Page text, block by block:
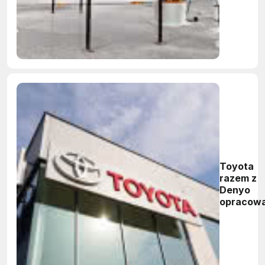
Toyota
razem z
Denyo